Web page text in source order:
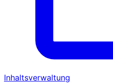
Inhaltsverwaltung